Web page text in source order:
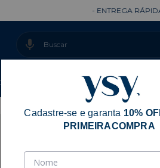
- ENTREGA RÁPIDA - -
Prontos Colares
Cadastre-se e garanta 10%
PRIMEIRACOMPRA